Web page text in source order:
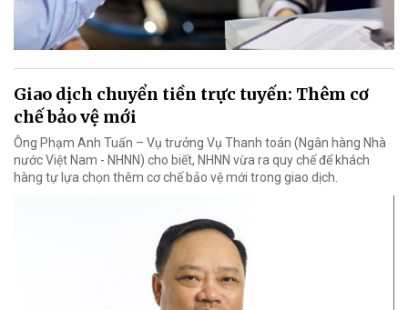
Giao dịch chuyển tiền trực tuyến: Thêm cơ
chế bảo vệ mới
Ông Phạm Anh Tuấn – Vụ trưởng Vụ Thanh toán (Ngân hàng Nhà
nước Việt Nam - NHNN) cho biết, NHNN vừa ra quy chế để khách
hàng tự lựa chọn thêm cơ chế bảo vệ mới trong giao dịch.